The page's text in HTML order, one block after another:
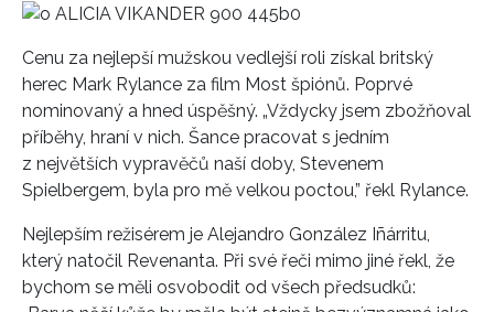
Cenu za nejlepší mužskou vedlejší roli získal britský
herec Mark Rylance za film Most špiónů. Poprvé
nominovaný a hned úspěšný. „Vždycky jsem zbožňoval
příběhy, hraní v nich. Šance pracovat s jedním
z největších vypravěčů naší doby, Stevenem
Spielbergem, byla pro mě velkou poctou,” řekl Rylance.
Nejlepším režisérem je Alejandro González Iñárritu,
který natočil Revenanta. Při své řeči mimo jiné řekl, že
bychom se měli osvobodit od všech předsudků: